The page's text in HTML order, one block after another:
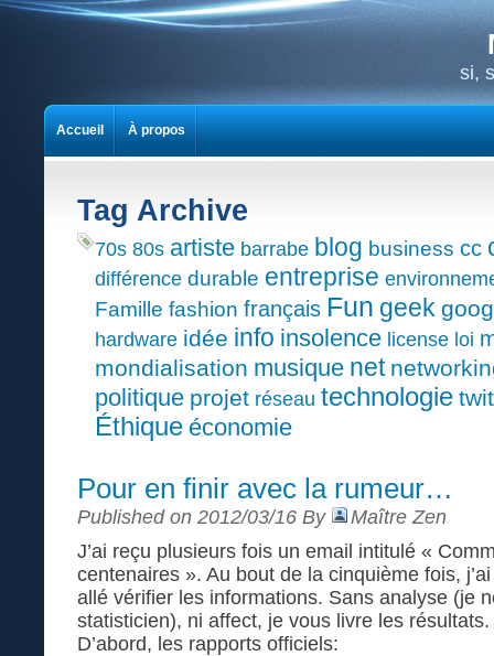
si,
Tag Archive
70s 80s artiste barrabe blog business cc
différence durable entreprise
Famille fashion français Fun geek
hardware idée info insolence license loi
mondialisation musique net
politique projet réseau technologie
Éthique économie
Pour en finir avec la rumeur…
Published on 2012/03/16 By
Maître Zen
J’ai reçu plusieurs fois un email intitulé «
centenaires ». Au bout de la cinquième fois,
allé vérifier les informations. Sans analyse (je
statisticien), ni affect, je vous livre les résultats.
D’abord, les rapports officiels:
Accueil À propos